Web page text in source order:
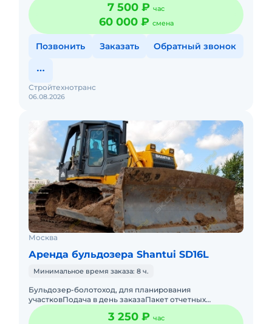
7 500 ₽ час
60 000 ₽ смена
Позвонить Заказать Обратный звонок
06.08.2026
Стройтехнотранс
Москва
Аренда бульдозера Shantui SD16L
Минимальное время заказа: 8 ч.
Бульдозер-болотоход, для планирования
участковПодача в день заказаПакет отчетных
документовС операторомТопливо включено в
стоимостьДолгосрочная арендаТехника с
3 250 ₽ час